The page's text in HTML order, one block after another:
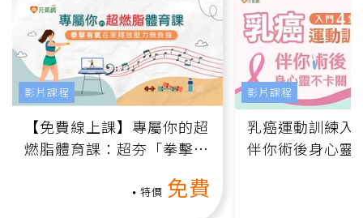
【免費線上課】專屬你的超
燃脂體育課：超夯「拳擊有
特價 免費
影片課程
乳癌運動訓練入
伴你術後身心靈
影片課程